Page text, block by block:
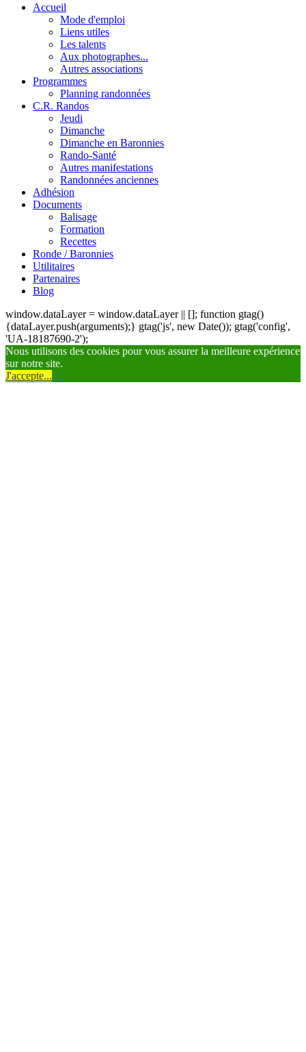
Accueil
Mode d'emploi
Liens utiles
Les talents
Aux photographes...
Autres associations
Programmes
Planning randonnées
C.R. Randos
Jeudi
Dimanche
Dimanche en Baronnies
Rando-Santé
Autres manifestations
Randonnées anciennes
Adhésion
Documents
Balisage
Formation
Recettes
Ronde / Baronnies
Utilitaires
Partenaires
Blog
window.dataLayer = window.dataLayer || []; function gtag()
{dataLayer.push(arguments);} gtag('js', new Date()); gtag('config',
'UA-18187690-2');
Nous utilisons des cookies pour vous assurer la meilleure expérience
sur notre site.
J'accepte...